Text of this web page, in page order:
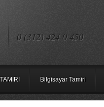
0 (312) 424 0 450
Bilgisayar Tamiri